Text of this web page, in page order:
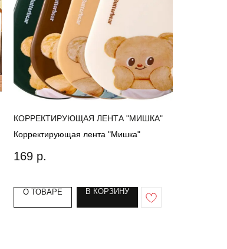
КОРРЕКТИРУЮЩАЯ ЛЕНТА "МИШКА"
Корректирующая лента "Мишка"
169 р.
О ТОВАРЕ В КОРЗИНУ